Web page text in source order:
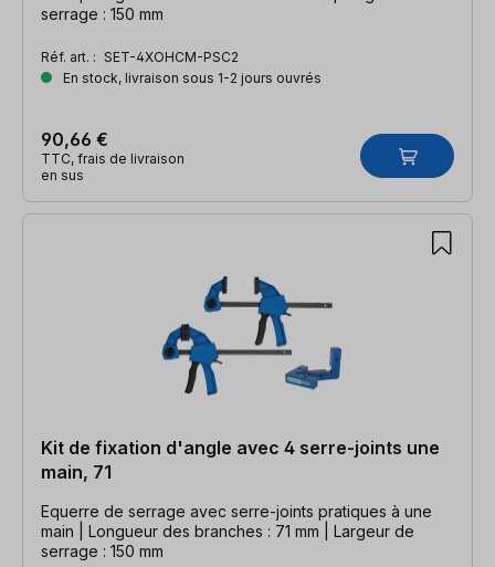
serrage : 150 mm
Réf. art. : SET-4XOHCM-PSC2
En stock, livraison sous 1-2 jours ouvrés
90,66 €
TTC, frais de livraison
en sus
Kit de fixation d'angle avec 4 serre-joints une
main, 71
Equerre de serrage avec serre-joints pratiques à une
main | Longueur des branches : 71 mm | Largeur de
serrage : 150 mm